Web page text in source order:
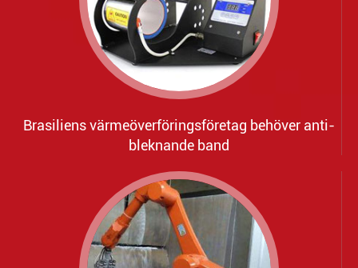
Brasiliens värmeöverföringsföretag behöver anti-
bleknande band